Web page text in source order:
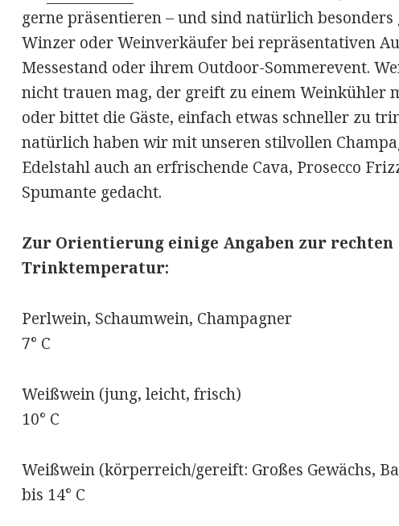
gerne präsentieren – und sind natürlich
Winzer oder Weinverkäufer bei repräsentativen
Messestand oder ihrem Outdoor-Sommerevent.
nicht trauen mag, der greift zu einem Weinkühler
oder bittet die Gäste, einfach etwas schneller zu
natürlich haben wir mit unseren stilvollen
Edelstahl auch an erfrischende Cava, Prosecco
Spumante gedacht.
Zur Orientierung einige Angaben zur rechten
Trinktemperatur:
Perlwein, Schaumwein,
7° C
Weißwein (jung, leicht,
10° C
Weißwein (körperreich/gereift: Großes
bis 14° C